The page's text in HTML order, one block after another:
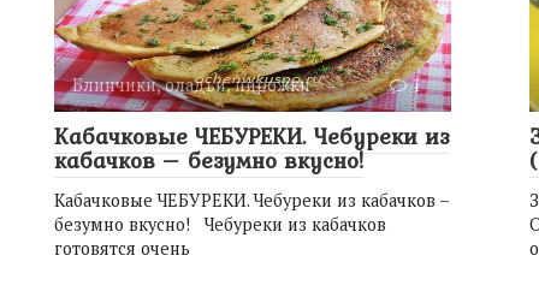
Блинчики, оладьи, пирожки 1
Кабачковые ЧЕБУРЕКИ. Чебуреки из
кабачков – безумно вкусно!
Кабачковые ЧЕБУРЕКИ. Чебуреки из кабачков –
безумно вкусно! Чебуреки из кабачков
готовятся очень